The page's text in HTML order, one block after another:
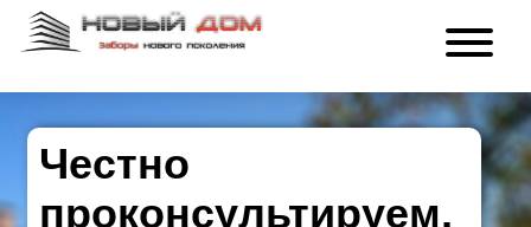
Честно
проконсультируем,